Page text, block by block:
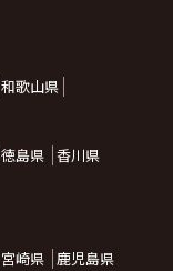
和歌山県
徳島県
香川県
宮崎県
鹿児島県